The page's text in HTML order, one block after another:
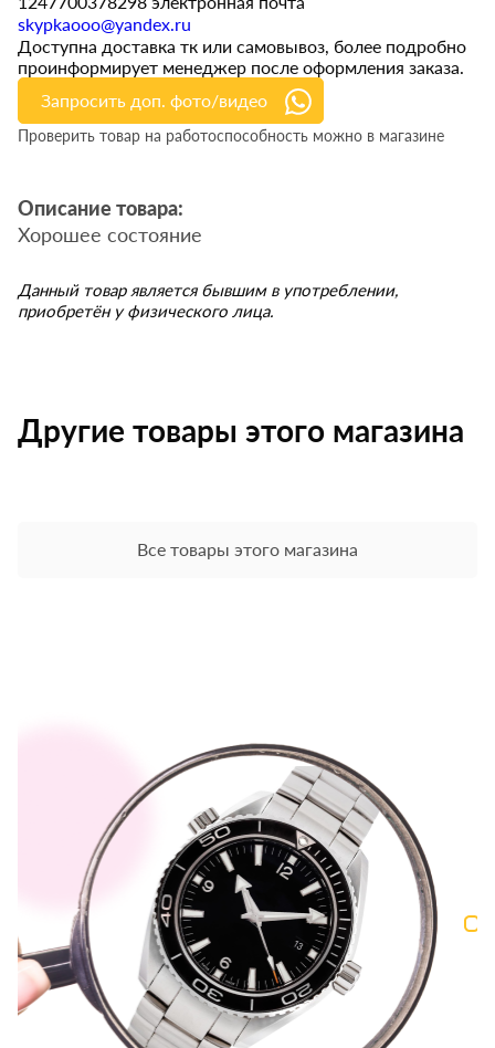
skypkaooo@yandex.ru
Доступна доставка тк или самовывоз, более подробно
проинформирует менеджер после оформления заказа.
Запросить доп. фото/видео
Проверить товар на работоспособность можно в магазине
Описание товара:
Хорошее состояние
Данный товар является бывшим в употреблении,
приобретён у физического лица.
Другие товары этого магазина
Все товары этого магазина